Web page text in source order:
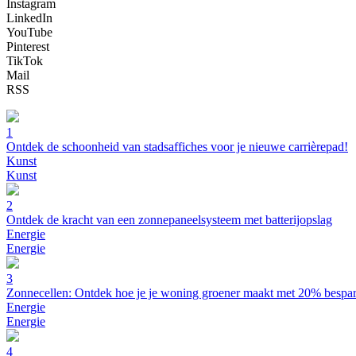
Instagram
LinkedIn
YouTube
Pinterest
TikTok
Mail
RSS
1
Ontdek de schoonheid van stadsaffiches voor je nieuwe carrièrepad!
Kunst
Kunst
2
Ontdek de kracht van een zonnepaneelsysteem met batterijopslag
Energie
Energie
3
Zonnecellen: Ontdek hoe je je woning groener maakt met 20%
Energie
Energie
4